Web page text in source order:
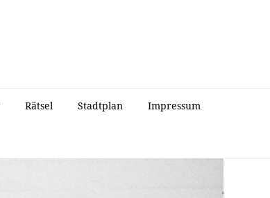
Rätsel Stadtplan Impressum